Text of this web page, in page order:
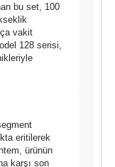
bu set, 100
vakit
128 serisi,
eritilerek
ürünün
karşı son